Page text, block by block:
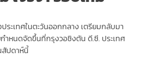
ระเทศในตะวันออกกลาง เตรียมกลับมา
ำหนดจัดขึ้นที่กรุงวอชิงตัน ดี.ซี. ประเทศ
สัปดาห์นี้